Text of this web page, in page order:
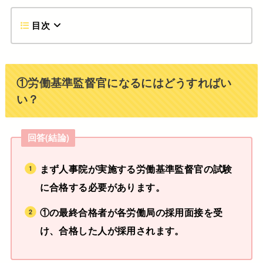
目次
①労働基準監督官になるにはどうすればい
い？
回答(結論)
まず人事院が実施する労働基準監督官の試験
に合格する必要があります。
①の最終合格者が各労働局の採用面接を受
け、合格した人が採用されます。